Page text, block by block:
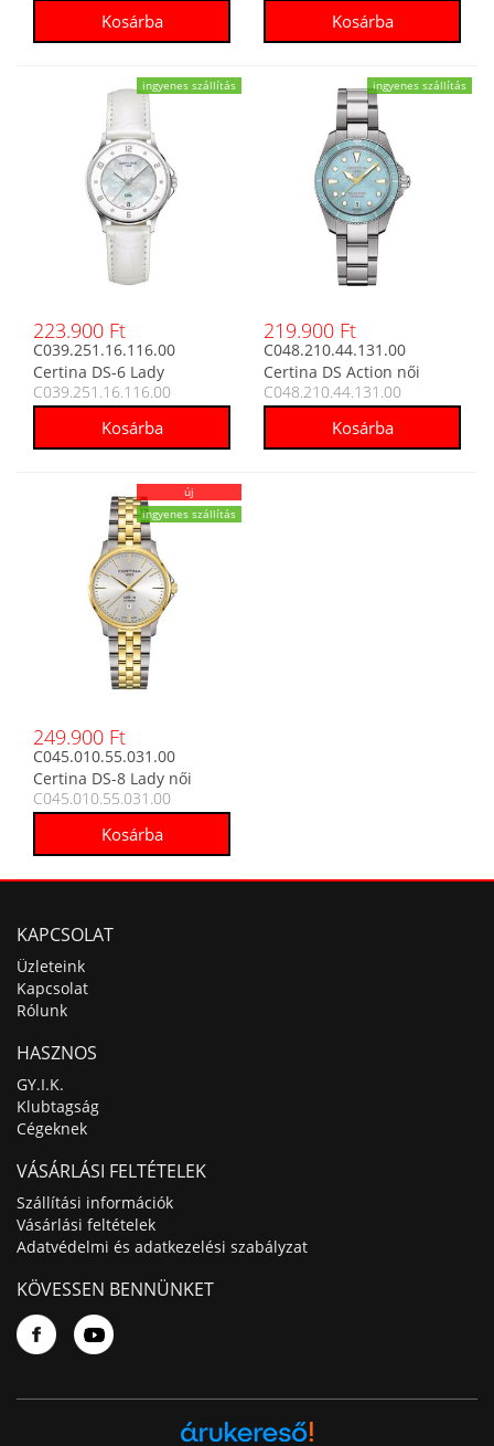
ingyenes szállítás
223.900 Ft
C039.251.16.116.00
Certina DS-6 Lady
Diamonds női analóg
C039.251.16.116.00
ingyenes szállítás
219.900 Ft
C048.210.44.131.00
Certina DS Action női
analóg karóra
C048.210.44.131.00
új
ingyenes szállítás
249.900 Ft
C045.010.55.031.00
Certina DS-8 Lady női
analóg karóra
C045.010.55.031.00
KAPCSOLAT
Üzleteink
Kapcsolat
Rólunk
HASZNOS
GY.I.K.
Klubtagság
Cégeknek
VÁSÁRLÁSI FELTÉTELEK
Szállítási információk
Vásárlási feltételek
Adatvédelmi és adatkezelési szabályzat
KÖVESSEN BENNÜNKET